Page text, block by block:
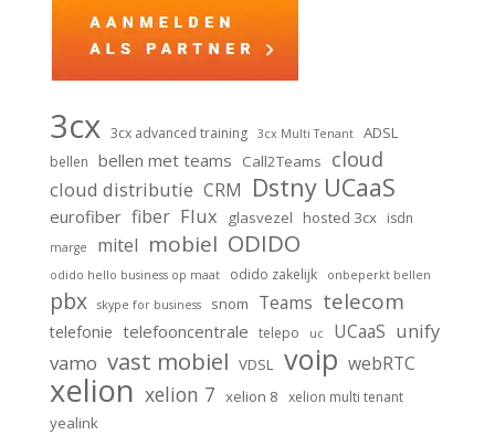
3cx 3cx advanced training 3cx Multi Tenant ADSL
bellen bellen met teams Call2Teams cloud
cloud distributie CRM Dstny UCaaS
eurofiber fiber Flux glasvezel hosted 3cx isdn
marge mitel mobiel ODIDO
odido hello business op maat odido zakelijk onbeperkt bellen
pbx skype for business snom Teams telecom
telefonie telefooncentrale telepo uc UCaaS unify
vamo vast mobiel VDSL voip webRTC
xelion xelion 7 xelion 8 xelion multi tenant
yealink